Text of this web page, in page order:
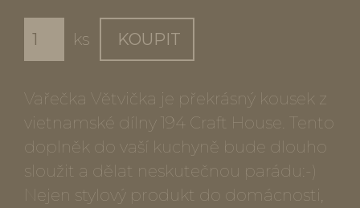
ks KOUPIT
Vařečka Větvička je překrásný kousek z
vietnamské dílny 194 Craft House. Tento
doplněk do vaší kuchyně bude dlouho
sloužit a dělat neskutečnou parádu:-)
Nejen stylový produkt do domácnosti,